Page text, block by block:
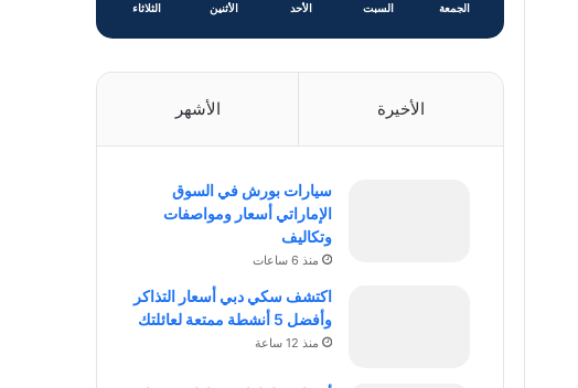
الجمعة السبت الأحد الأثنين الثلاثاء
الأخيرة الأشهر
سيارات بورش في السوق
الإماراتي أسعار ومواصفات
وتكاليف
منذ 6 ساعات
اكتشف سكي دبي أسعار التذاكر
وأفضل 5 أنشطة ممتعة لعائلتك
منذ 12 ساعة